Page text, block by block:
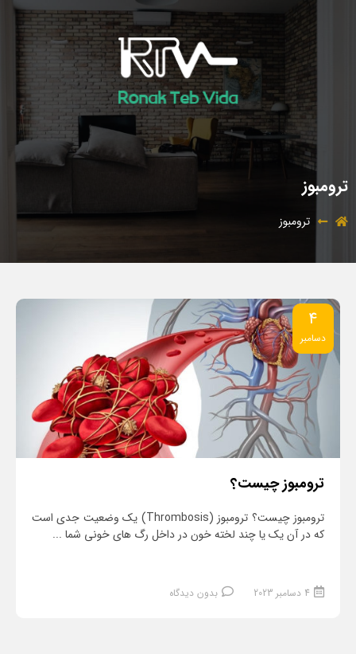
ترومبوز
ترومبوز
4
دسامبر
ترومبوز چیست؟
ترومبوز چیست؟ ترومبوز (Thrombosis) یک وضعیت جدی است
که در آن یک یا چند لخته خون در داخل رگ های خونی شما ...
4 دسامبر 2023 بدون دیدگاه